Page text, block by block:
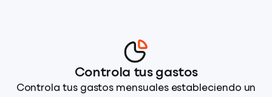
Controla tus gastos
Controla tus gastos mensuales estableciendo un